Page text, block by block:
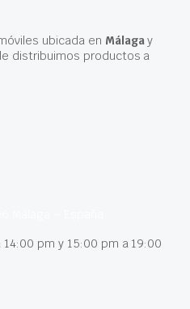
ubicada en Málagay
distribuimos productos a
pm y 15:00 pm a 19:00